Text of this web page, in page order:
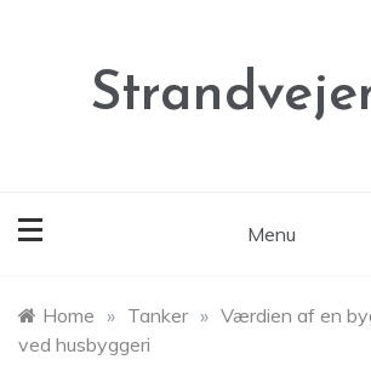
Menu
Home » Tanker » Værdien af en
ved husbyggeri